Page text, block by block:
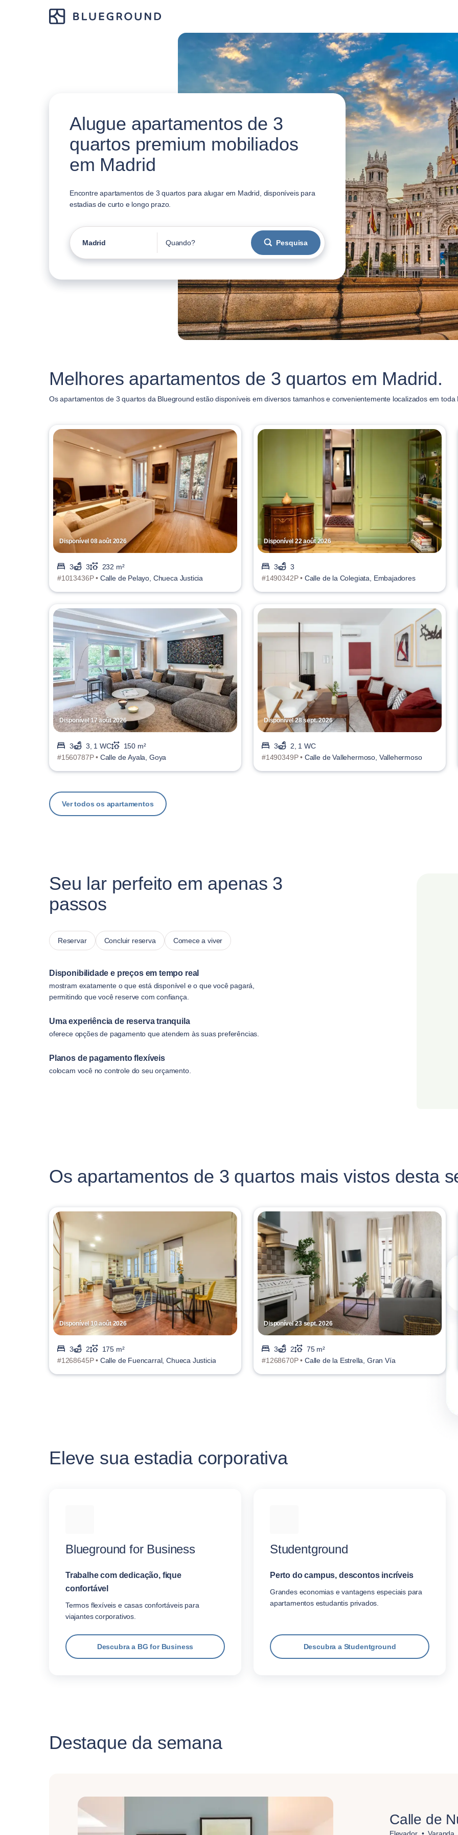
Alugue apartamentos de 3
quartos premium mobiliados
em Madrid
Encontre apartamentos de 3 quartos para alugar em Madrid, disponíveis para
estadias de curto e longo prazo.
Madrid Quando? Pesquisa
Melhores apartamentos de 3 quartos em Madrid.
Os apartamentos de 3 quartos da Blueground estão disponíveis em diversos tamanhos e convenientemente localizados em toda
Disponível 08 août 2026
3 3
232 m²
#1013436P • Calle de Pelayo, Chueca Justicia
Disponível 22 août 2026
3
3
#1490342P • Calle de la Colegiata, Embajadores
Disponível 17 août 2026
3 3, 1 WC
150 m²
#1560787P • Calle de Ayala, Goya
Disponível 28 sept. 2026
3
2, 1 WC
#1490349P • Calle de Vallehermoso, Vallehermoso
Ver todos os apartamentos
Seu lar perfeito em apenas 3
passos
Reservar Concluir reserva Comece a viver
Disponibilidade e preços em tempo real
mostram exatamente o que está disponível e o que você pagará,
permitindo que você reserve com confiança.
Uma experiência de reserva tranquila
oferece opções de pagamento que atendem às suas preferências.
Planos de pagamento flexíveis
colocam você no controle do seu orçamento.
Os apartamentos de 3 quartos mais vistos desta
Disponível 10 août 2026
3 2
175 m²
#1268645P • Calle de Fuencarral, Chueca Justicia
Disponível 23 sept. 2026
3 2
75 m²
#1268670P • Calle de la Estrella, Gran Vía
Eleve sua estadia corporativa
Blueground for Business
Trabalhe com dedicação, fique
confortável
Termos flexíveis e casas confortáveis para
viajantes corporativos.
Descubra a BG for Business
Studentground
Perto do campus, descontos incríveis
Grandes economias e vantagens especiais para
apartamentos estudantis privados.
Descubra a Studentground
Destaque da semana
Calle de